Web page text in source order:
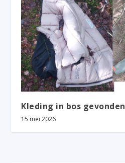
Kleding in bos gevonden
15 mei 2026